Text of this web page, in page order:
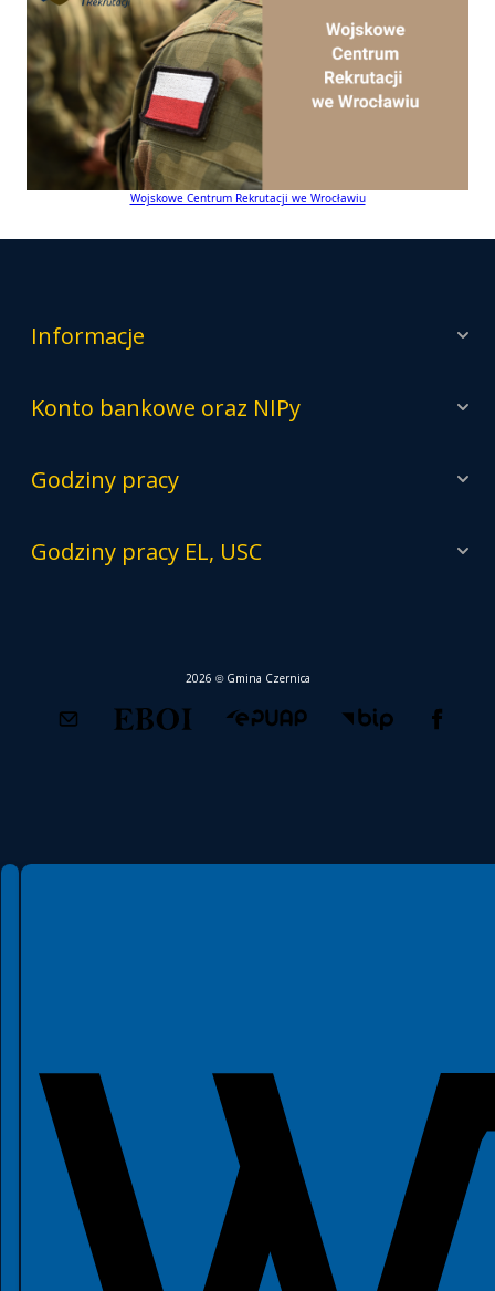
Wojskowe Centrum Rekrutacji we Wrocławiu
Informacje
Konto bankowe oraz NIPy
Godziny pracy
Godziny pracy EL, USC
2026 © Gmina Czernica
Spełniamy standardy WCAG 2.2
Spełniamy standardy W3C